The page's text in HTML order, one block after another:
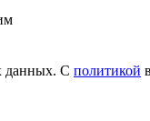
данных. С политикой